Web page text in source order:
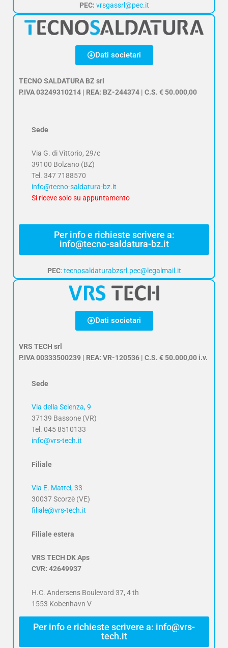
PEC: vrsgassrl@pec.it
Dati societari
TECNO SALDATURA BZ srl
P.IVA 03249310214 | REA: BZ-244374 | C.S. € 50.000,00
Sede
Via G. di Vittorio, 29/c
39100 Bolzano (BZ)
Tel. 347 7188570
info@tecno-saldatura-bz.it
Si riceve solo su appuntamento
Per info e richieste scrivere a:
info@tecno-saldatura-bz.it
PEC:tecnosaldaturabzsrl.pec@legalmail.it
Dati societari
VRS TECH srl
P.IVA 00333500239 | REA: VR-120536 | C.S. € 50.000,00 i.v.
Sede
Via della Scienza, 9
37139 Bassone (VR)
Tel. 045 8510133
info@vrs-tech.it
Filiale
Via E. Mattei, 33
30037 Scorzè (VE)
filiale@vrs-tech.it
Filiale estera
VRS TECH DK Aps
CVR: 42649937
H.C. Andersens Boulevard 37, 4 th
1553 Kobenhavn V
Per info e richieste scrivere a: info@vrs-
tech.it